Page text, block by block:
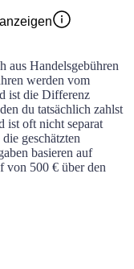
aus Handelsgebühren
werden vom
ist die Differenz
du tatsächlich zahlst
ist oft nicht separat
geschätzten
basieren auf
von 500 € über den